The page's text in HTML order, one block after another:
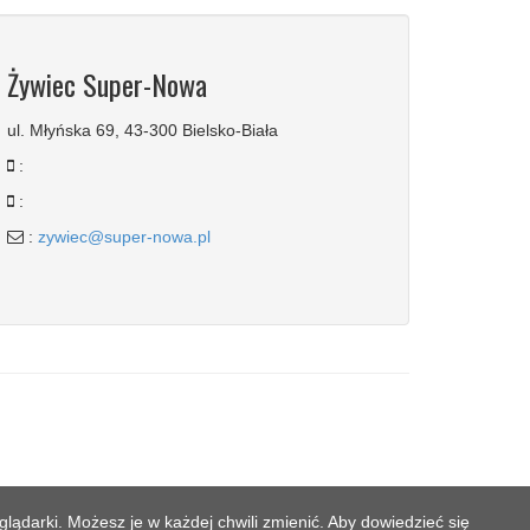
Żywiec Super-Nowa
ul. Młyńska 69, 43-300 Bielsko-Biała
:
:
: zywiec@super-nowa.pl
Możesz je w każdej chwili zmienić. Aby dowiedzieć się